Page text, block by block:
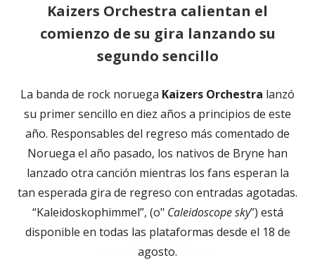
Kaizers Orchestra calientan el
comienzo de su gira lanzando su
segundo sencillo
La banda de rock noruega Kaizers Orchestra lanzó
su primer sencillo en diez años a principios de este
año. Responsables del regreso más comentado de
Noruega el año pasado, los nativos de Bryne han
lanzado otra canción mientras los fans esperan la
tan esperada gira de regreso con entradas agotadas.
“Kaleidoskophimmel”, (o" Caleidoscope sky”) está
disponible en todas las plataformas desde el 18 de
agosto.